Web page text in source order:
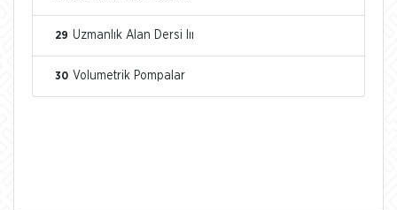
29 Uzmanlık Alan Dersi Iıı
30 Volumetrik Pompalar